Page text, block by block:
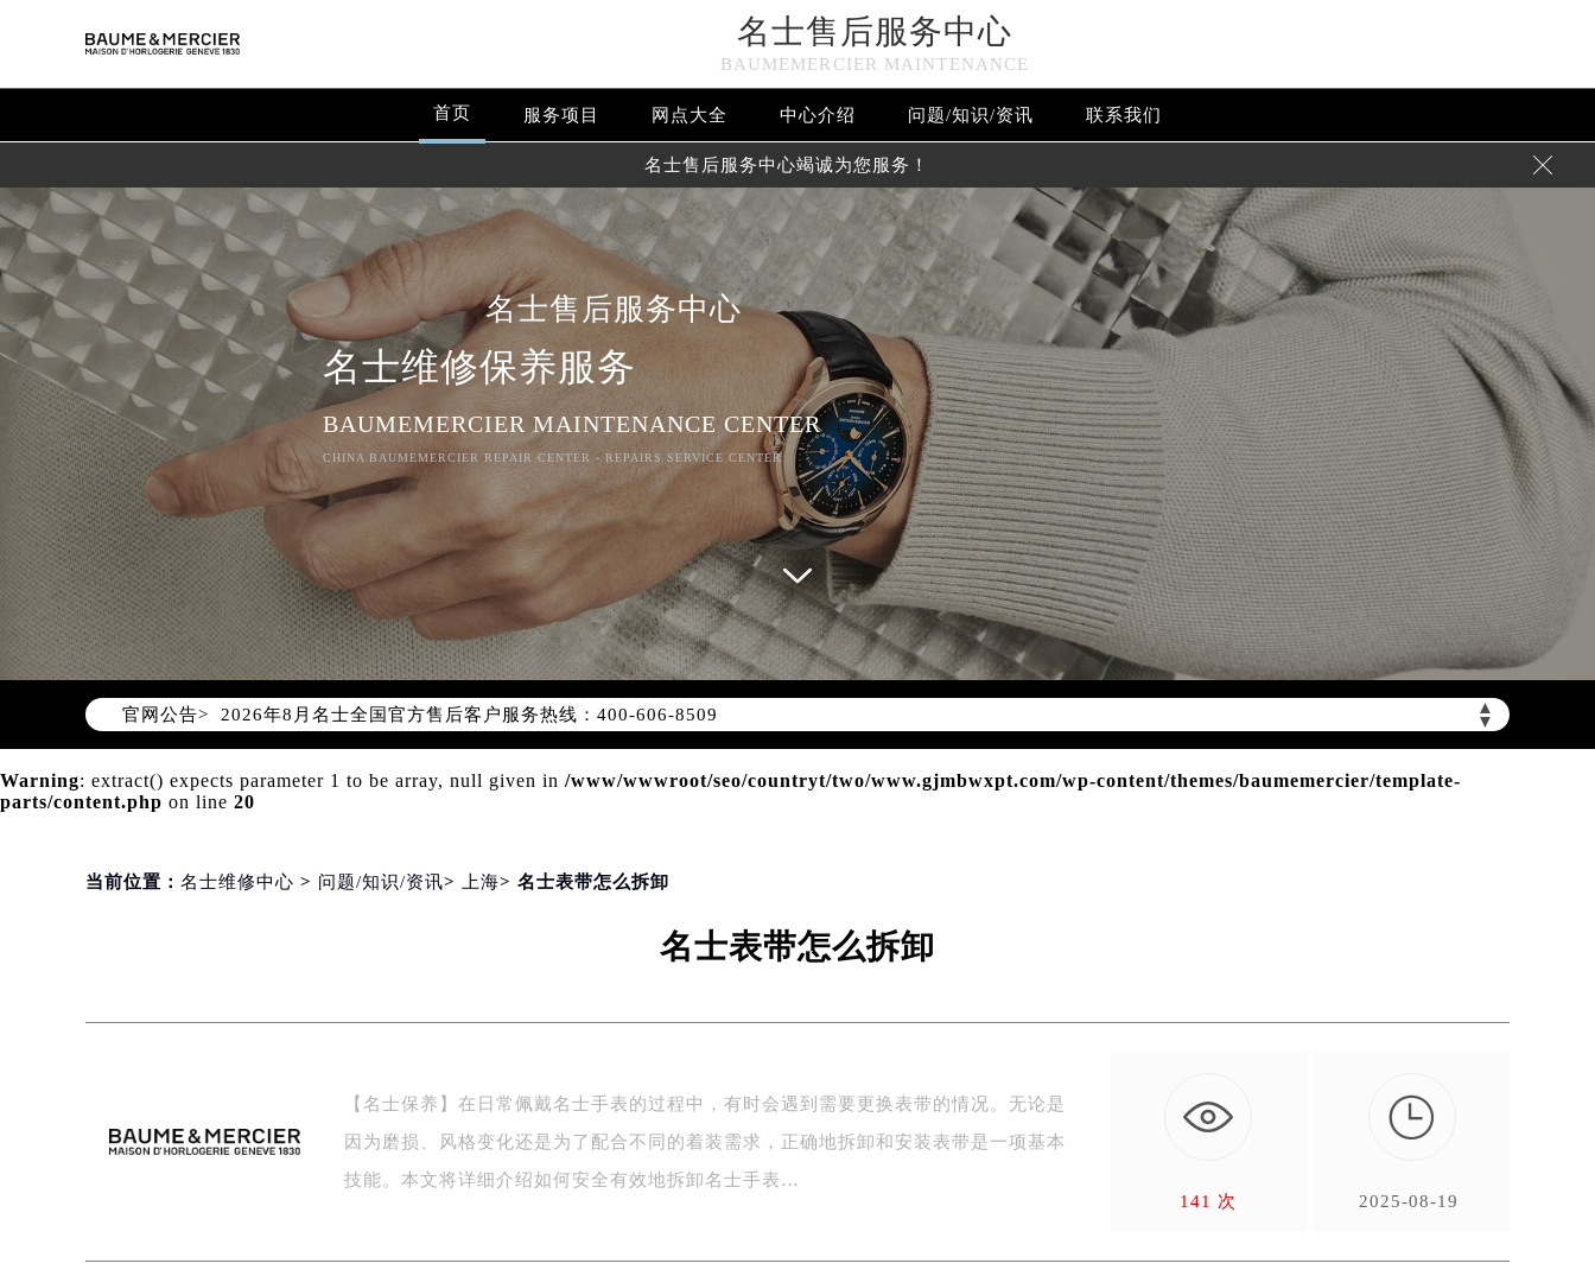
名士售后服务中心
BAUMEMERCIER MAINTENANCE
首页 服务项目 网点大全 中心介绍 问题/知识/资讯 联系我们
名士售后服务中心竭诚为您服务！ 
名士售后服务中心
名士维修保养服务
BAUMEMERCIER MAINTENANCE CENTER
CHINA BAUMEMERCIER REPAIR CENTER - REPAIRS SERVICE CENTER
官网公告> ▲
▼
2026年8月名士中国区售后服务网络优化升级公告
名士官方全国统一服务热线400-606-8509，服务覆盖中国大陆、香港、澳门、台湾全部区域（非大陆需加拨“+86”）
2026年8月名士售后服务中心最新网点地址：
北京市朝阳区建国门外大街甲6号华熙国际中心写字楼D座11层1102室（北京总部）（需提前预约）
上海市徐汇区虹桥路3号港汇中心写字楼2座37层3705室（需提前预约）
南京市秦淮区中山南路1号（新街口）南京中心写字楼22层C1-1室（需提前预约）
徐州市鼓楼区淮海东路29号苏宁广场IFC国际金融中心写字楼35层3508室（需提前预约）
宁波市江北区大闸南路500号来福士广场办公楼20层2009室（需提前预约）
杭州市上城区钱江路1366号华润大厦写字楼A座5层503-5室（需提前预约）
Warning: extract() expects parameter 1 to be array, null given in /www/wwwroot/seo/countryt/two/www.gjmbwxpt.com/wp-content/themes/baumemercier/template-
parts/content.php on line 20
当前位置： 名士维修中心 > 问题/知识/资讯> 上海> 名士表带怎么拆卸
名士表带怎么拆卸
【名士保养】在日常佩戴名士手表的过程中，有时会遇到需要更换表带的情况。无论是
因为磨损、风格变化还是为了配合不同的着装需求，正确地拆卸和安装表带是一项基本
技能。本文将详细介绍如何安全有效地拆卸名士手表…
141 次

2025-08-19